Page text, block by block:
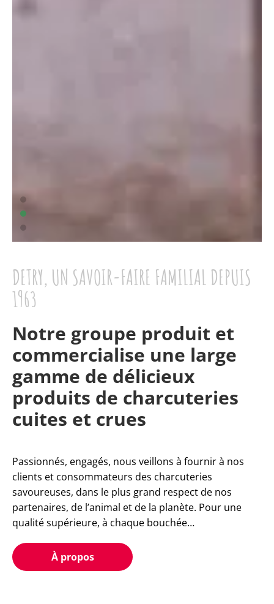
DETRY, UN SAVOIR-FAIRE FAMILIAL DEPUIS
1963
Notre groupe produit et
commercialise une large
gamme de délicieux
produits de charcuteries
cuites et crues
Passionnés, engagés, nous veillons à fournir à nos
clients et consommateurs des charcuteries
savoureuses, dans le plus grand respect de nos
partenaires, de l’animal et de la planète. Pour une
qualité supérieure, à chaque bouchée…
À propos